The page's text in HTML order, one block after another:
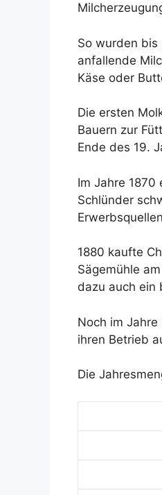
So wurden bis
anfallende
Käse oder
Die ersten
Bauern zur
Ende des 19.
Im Jahre
Schlünder
1880 kaufte
Sägemühle
dazu auch ein
Noch im
ihren Betrieb
Die